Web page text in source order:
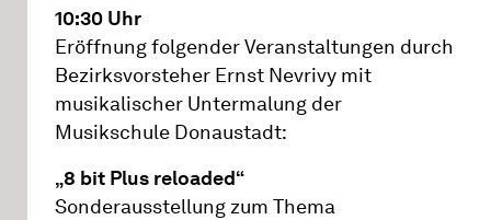
10:30 Uhr
Eröffnung folgender Veranstaltungen durch
Bezirksvorsteher Ernst Nevrivy mit
musikalischer Untermalung der
Musikschule Donaustadt:
„8 bit Plus reloaded“
Sonderausstellung zum Thema